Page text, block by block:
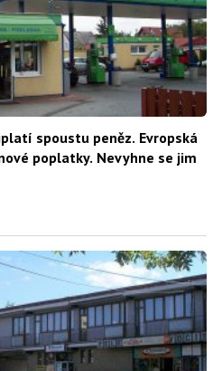
spoustu peněz. Evropská
poplatky. Nevyhne se jim